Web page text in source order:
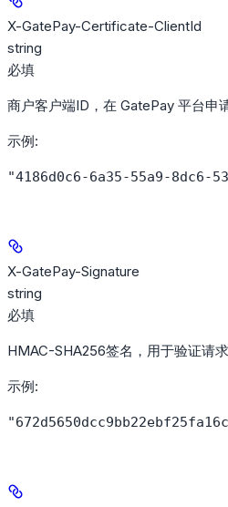
X-GatePay-Certificate-ClientId
string
必填
商户客户端ID，在 GatePay 平台申
示例:
"4186d0c6-6a35-55a9-8dc6-
X-GatePay-Signature
string
必填
HMAC-SHA256签名，用于验证请
示例: